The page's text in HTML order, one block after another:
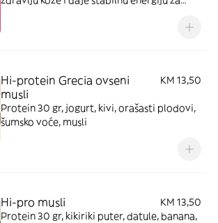
ovseno mlijeko, med i chia sjemenke. Preko
prelivi od pistacije, sacher čokolade ili
bijele čokolade.
Hi-protein Grecia ovseni
musli
KM 13,50
Protein 30 gr, jogurt, kivi, orašasti plodovi,
šumsko voće, musli
Hi-pro musli
KM 13,50
Protein 30 gr, kikiriki puter, datule, banana,